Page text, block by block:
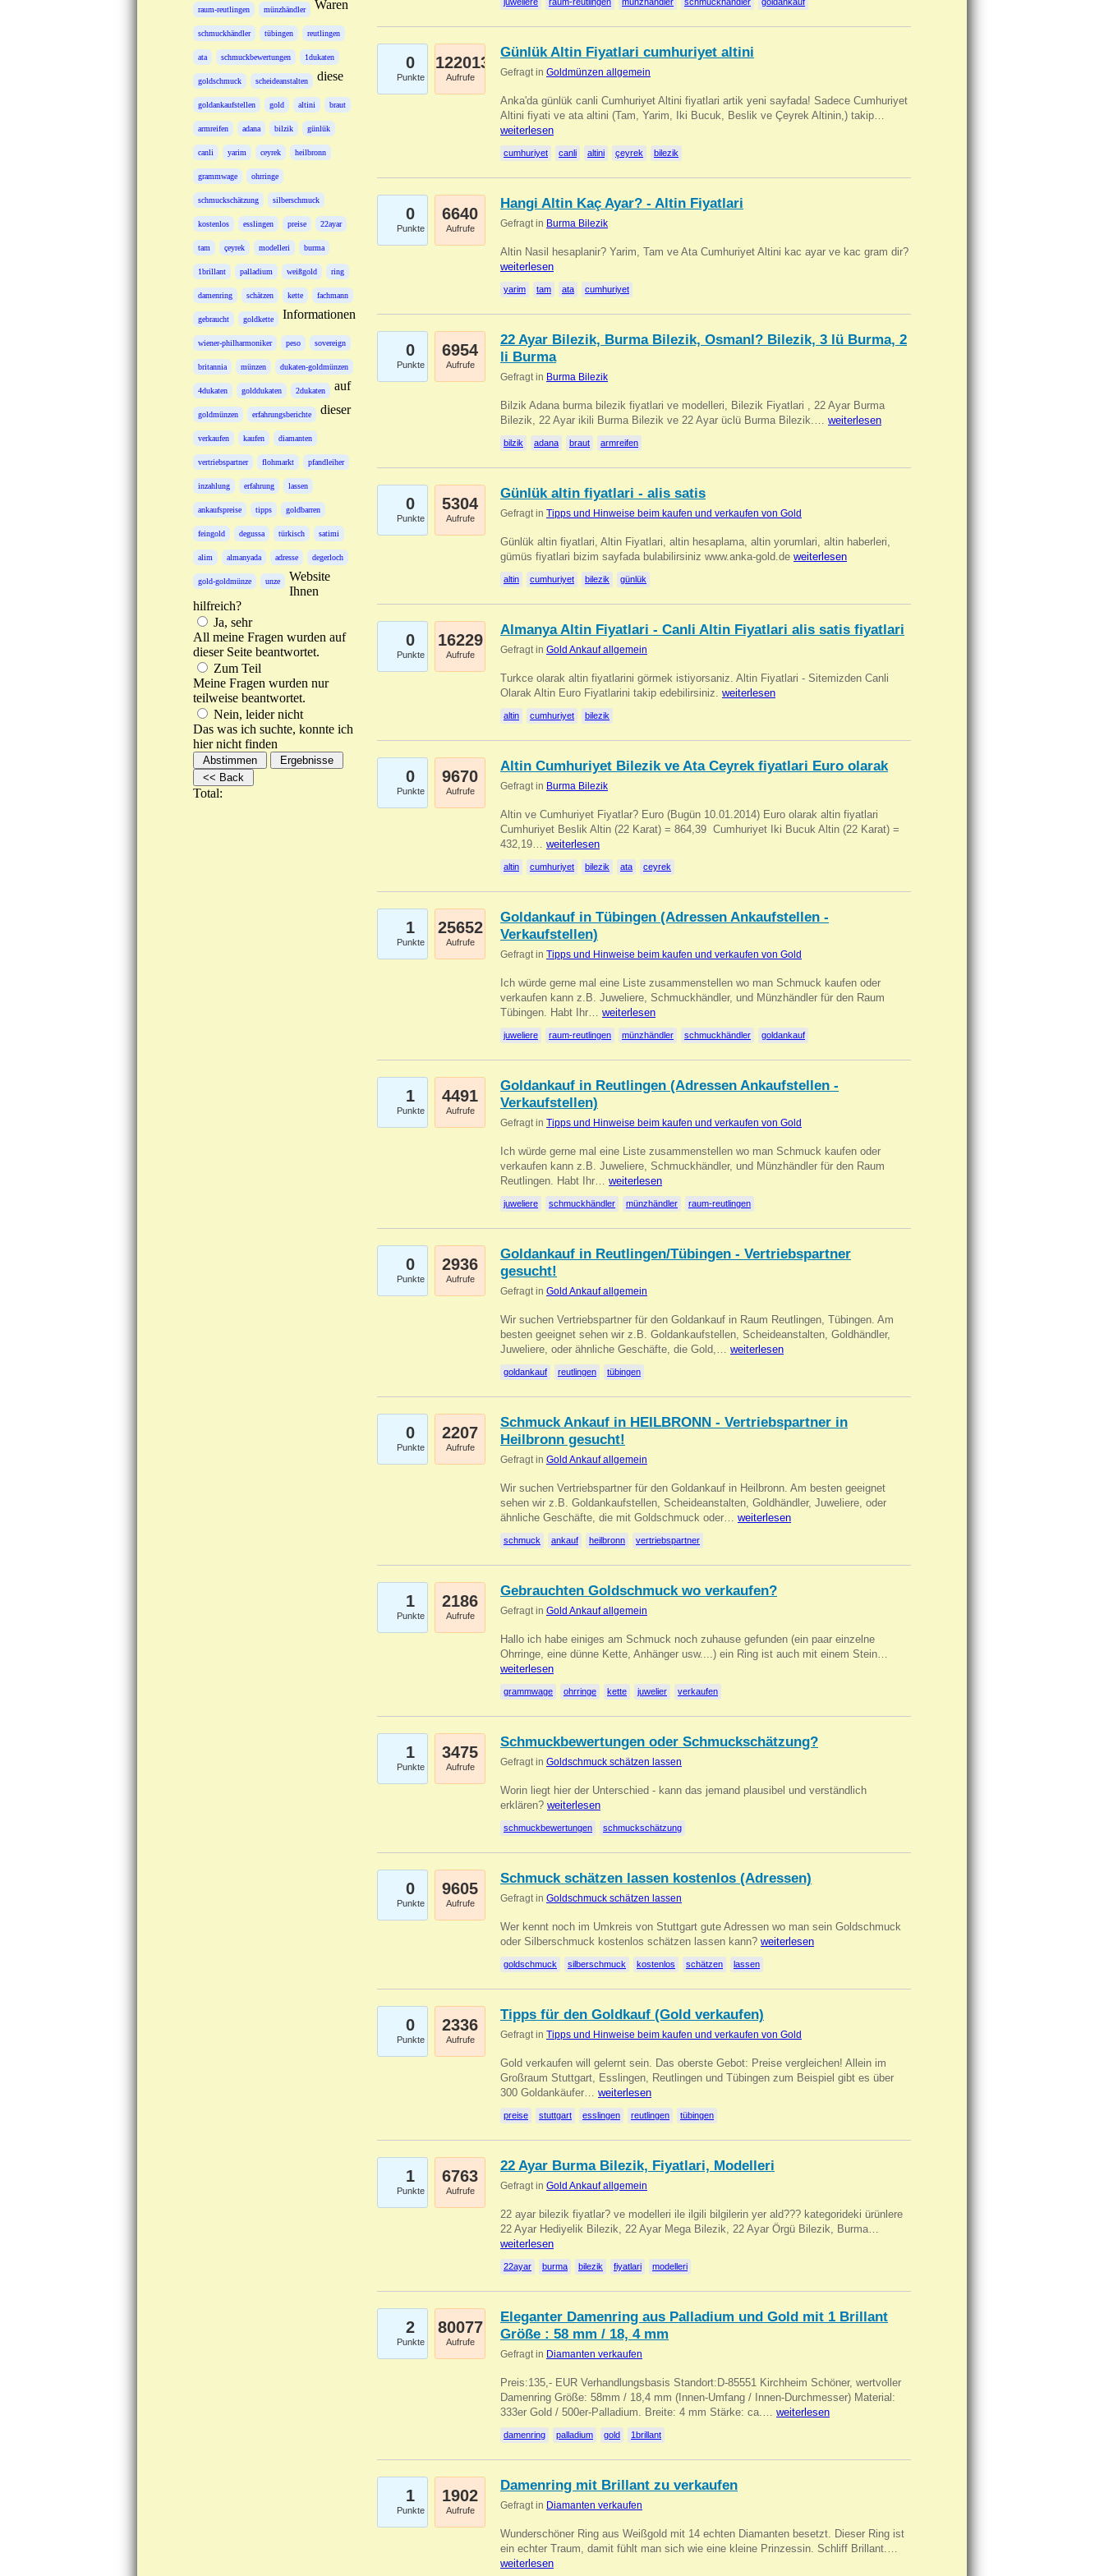
raum-reutlingen münzhändler
schmuckhändler tübingen reutlingen
ata schmuckbewertungen 1dukaten
goldschmuck scheideanstalten
goldankaufstellen gold altini braut
armreifen adana bilzik günlük
canli yarim ceyrek heilbronn
grammwage ohrringe
schmuckschätzung silberschmuck
kostenlos esslingen preise 22ayar
tam çeyrek modelleri burma
1brillant palladium weißgold ring
damenring schätzen kette fachmann
gebraucht goldkette
wiener-philharmoniker peso sovereign
britannia münzen dukaten-goldmünzen
4dukaten golddukaten 2dukaten
goldmünzen erfahrungsberichte
verkaufen kaufen diamanten
vertriebspartner flohmarkt pfandleiher
inzahlung erfahrung lassen
ankaufspreise tipps goldbarren
feingold degussa türkisch satimi
alim almanyada adresse degerloch
gold-goldmünze unze
Waren
diese
Informationen
auf
dieser
Website
Ihnen
hilfreich?
Ja, sehr
All meine Fragen wurden auf
dieser Seite beantwortet.
Zum Teil
Meine Fragen wurden nur
teilweise beantwortet.
Nein, leider nicht
Das was ich suchte, konnte ich
hier nicht finden
Total:
0
Punkte
122013
Aufrufe
Günlük Altin Fiyatlari cumhuriyet altini
Gefragt in Goldmünzen allgemein
Anka'da günlük canli Cumhuriyet Altini fiyatlari artik yeni sayfada! Sadece Cumhuriyet
Altini fiyati ve ata altini (Tam, Yarim, Iki Bucuk, Beslik ve Çeyrek Altinin,) takip…
weiterlesen
cumhuriyet canli altini çeyrek bilezik
0
Punkte
6640
Aufrufe
Hangi Altin Kaç Ayar? - Altin Fiyatlari
Gefragt in Burma Bilezik
Altin Nasil hesaplanir? Yarim, Tam ve Ata Cumhuriyet Altini kac ayar ve kac gram dir?
weiterlesen
yarim tam ata cumhuriyet
0
Punkte
6954
Aufrufe
22 Ayar Bilezik, Burma Bilezik, Osmanl? Bilezik, 3 lü Burma, 2
li Burma
Gefragt in Burma Bilezik
Bilzik Adana burma bilezik fiyatlari ve modelleri, Bilezik Fiyatlari , 22 Ayar Burma
Bilezik, 22 Ayar ikili Burma Bilezik ve 22 Ayar üclü Burma Bilezik.… weiterlesen
bilzik adana braut armreifen
0
Punkte
5304
Aufrufe
Günlük altin fiyatlari - alis satis
Gefragt in Tipps und Hinweise beim kaufen und verkaufen von Gold
Günlük altin fiyatlari, Altin Fiyatlari, altin hesaplama, altin yorumlari, altin haberleri,
gümüs fiyatlari bizim sayfada bulabilirsiniz www.anka-gold.de weiterlesen
altin cumhuriyet bilezik günlük
0
Punkte
16229
Aufrufe
Almanya Altin Fiyatlari - Canli Altin Fiyatlari alis satis fiyatlari
Gefragt in Gold Ankauf allgemein
Turkce olarak altin fiyatlarini görmek istiyorsaniz. Altin Fiyatlari - Sitemizden Canli
Olarak Altin Euro Fiyatlarini takip edebilirsiniz. weiterlesen
altin cumhuriyet bilezik
0
Punkte
9670
Aufrufe
Altin Cumhuriyet Bilezik ve Ata Ceyrek fiyatlari Euro olarak
Gefragt in Burma Bilezik
Altin ve Cumhuriyet Fiyatlar? Euro (Bugün 10.01.2014) Euro olarak altin fiyatlari
Cumhuriyet Beslik Altin (22 Karat) = 864,39  Cumhuriyet Iki Bucuk Altin (22 Karat) =
432,19… weiterlesen
altin cumhuriyet bilezik ata ceyrek
1
Punkte
25652
Aufrufe
Goldankauf in Tübingen (Adressen Ankaufstellen -
Verkaufstellen)
Gefragt in Tipps und Hinweise beim kaufen und verkaufen von Gold
Ich würde gerne mal eine Liste zusammenstellen wo man Schmuck kaufen oder
verkaufen kann z.B. Juweliere, Schmuckhändler, und Münzhändler für den Raum
Tübingen. Habt Ihr… weiterlesen
juweliere raum-reutlingen münzhändler schmuckhändler goldankauf
1
Punkte
4491
Aufrufe
Goldankauf in Reutlingen (Adressen Ankaufstellen -
Verkaufstellen)
Gefragt in Tipps und Hinweise beim kaufen und verkaufen von Gold
Ich würde gerne mal eine Liste zusammenstellen wo man Schmuck kaufen oder
verkaufen kann z.B. Juweliere, Schmuckhändler, und Münzhändler für den Raum
Reutlingen. Habt Ihr… weiterlesen
juweliere schmuckhändler münzhändler raum-reutlingen
0
Punkte
2936
Aufrufe
Goldankauf in Reutlingen/Tübingen - Vertriebspartner
gesucht!
Gefragt in Gold Ankauf allgemein
Wir suchen Vertriebspartner für den Goldankauf in Raum Reutlingen, Tübingen. Am
besten geeignet sehen wir z.B. Goldankaufstellen, Scheideanstalten, Goldhändler,
Juweliere, oder ähnliche Geschäfte, die Gold,… weiterlesen
goldankauf reutlingen tübingen
0
Punkte
2207
Aufrufe
Schmuck Ankauf in HEILBRONN - Vertriebspartner in
Heilbronn gesucht!
Gefragt in Gold Ankauf allgemein
Wir suchen Vertriebspartner für den Goldankauf in Heilbronn. Am besten geeignet
sehen wir z.B. Goldankaufstellen, Scheideanstalten, Goldhändler, Juweliere, oder
ähnliche Geschäfte, die mit Goldschmuck oder… weiterlesen
schmuck ankauf heilbronn vertriebspartner
1
Punkte
2186
Aufrufe
Gebrauchten Goldschmuck wo verkaufen?
Gefragt in Gold Ankauf allgemein
Hallo ich habe einiges am Schmuck noch zuhause gefunden (ein paar einzelne
Ohrringe, eine dünne Kette, Anhänger usw....) ein Ring ist auch mit einem Stein…
weiterlesen
grammwage ohrringe kette juwelier verkaufen
1
Punkte
3475
Aufrufe
Schmuckbewertungen oder Schmuckschätzung?
Gefragt in Goldschmuck schätzen lassen
Worin liegt hier der Unterschied - kann das jemand plausibel und verständlich
erklären? weiterlesen
schmuckbewertungen schmuckschätzung
0
Punkte
9605
Aufrufe
Schmuck schätzen lassen kostenlos (Adressen)
Gefragt in Goldschmuck schätzen lassen
Wer kennt noch im Umkreis von Stuttgart gute Adressen wo man sein Goldschmuck
oder Silberschmuck kostenlos schätzen lassen kann? weiterlesen
goldschmuck silberschmuck kostenlos schätzen lassen
0
Punkte
2336
Aufrufe
Tipps für den Goldkauf (Gold verkaufen)
Gefragt in Tipps und Hinweise beim kaufen und verkaufen von Gold
Gold verkaufen will gelernt sein. Das oberste Gebot: Preise vergleichen! Allein im
Großraum Stuttgart, Esslingen, Reutlingen und Tübingen zum Beispiel gibt es über
300 Goldankäufer… weiterlesen
preise stuttgart esslingen reutlingen tübingen
1
Punkte
6763
Aufrufe
22 Ayar Burma Bilezik, Fiyatlari, Modelleri
Gefragt in Gold Ankauf allgemein
22 ayar bilezik fiyatlar? ve modelleri ile ilgili bilgilerin yer ald??? kategorideki ürünlere
22 Ayar Hediyelik Bilezik, 22 Ayar Mega Bilezik, 22 Ayar Örgü Bilezik, Burma…
weiterlesen
22ayar burma bilezik fiyatlari modelleri
2
Punkte
80077
Aufrufe
Eleganter Damenring aus Palladium und Gold mit 1 Brillant
Größe : 58 mm / 18, 4 mm
Gefragt in Diamanten verkaufen
Preis:135,- EUR Verhandlungsbasis Standort:D-85551 Kirchheim Schöner, wertvoller
Damenring Größe: 58mm / 18,4 mm (Innen-Umfang / Innen-Durchmesser) Material:
333er Gold / 500er-Palladium. Breite: 4 mm Stärke: ca.… weiterlesen
damenring palladium gold 1brillant
1
Punkte
1902
Aufrufe
Damenring mit Brillant zu verkaufen
Gefragt in Diamanten verkaufen
Wunderschöner Ring aus Weißgold mit 14 echten Diamanten besetzt. Dieser Ring ist
ein echter Traum, damit fühlt man sich wie eine kleine Prinzessin. Schliff Brillant.…
weiterlesen